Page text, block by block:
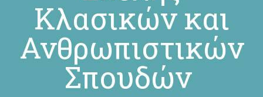
Κλασικών και
Ανθρωπιστικών
Σπουδών